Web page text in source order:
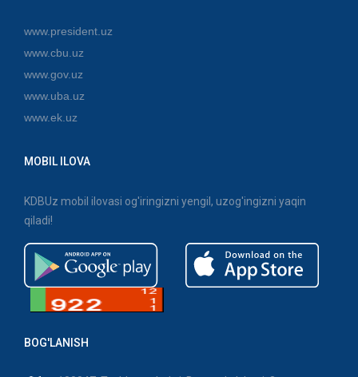
www.president.uz
www.cbu.uz
www.gov.uz
www.uba.uz
www.ek.uz
MOBIL ILOVA
KDBUz mobil ilovasi og'iringizni yengil, uzog'ingizni yaqin
qiladi!
BOG'LANISH